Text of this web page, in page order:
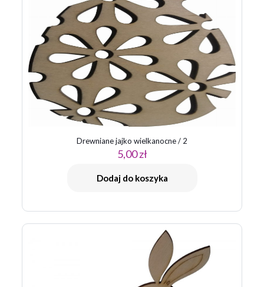
Drewniane jajko wielkanocne / 2
5,00zł
Dodaj do koszyka